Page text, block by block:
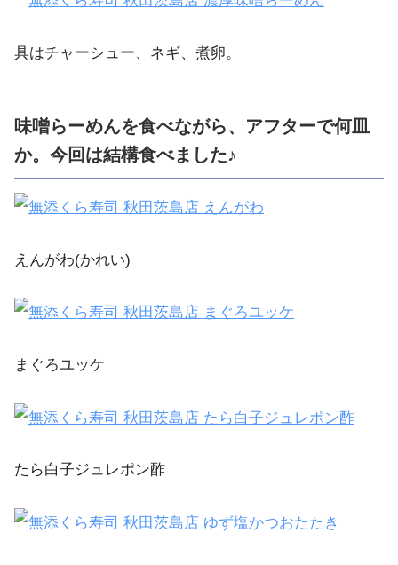
具はチャーシュー、ネギ、煮卵。
味噌らーめんを食べながら、アフターで何皿
か。今回は結構食べました♪
えんがわ(かれい)
まぐろユッケ
たら白子ジュレポン酢